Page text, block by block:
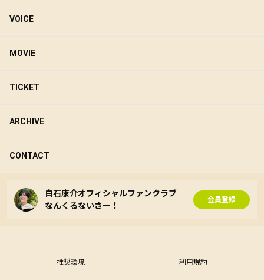
VOICE
MOVIE
TICKET
ARCHIVE
CONTACT
白石康介オフィシャルファンクラブ
なんくるないさー！
会員登録
推奨環境 利用規約